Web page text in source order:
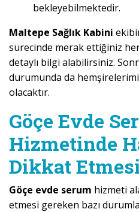
bekleyebilmektedir.
Maltepe Sağlık Kabini
sürecinde merak ettiğiniz
detaylı bilgi alabilirsiniz.
durumunda da
olacaktır.
Göçe Evde
Hizmetinde
Dikkat
Göçe evde serum hizmeti
etmesi gereken bazı